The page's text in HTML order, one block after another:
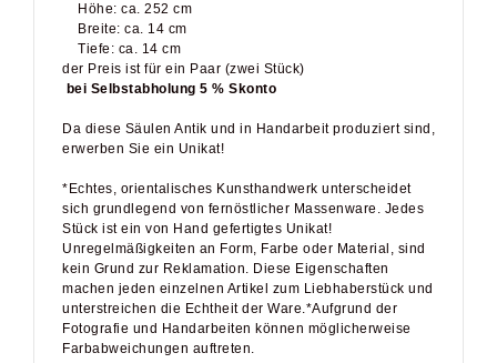
Höhe: ca. 252 cm
Breite: ca. 14 cm
Tiefe: ca. 14 cm
der Preis ist für ein Paar (zwei Stück)
bei Selbstabholung 5 % Skonto
Da diese Säulen Antik und in Handarbeit produziert sind,
erwerben Sie ein Unikat!
*Echtes, orientalisches Kunsthandwerk unterscheidet
sich grundlegend von fernöstlicher Massenware. Jedes
Stück ist ein von Hand gefertigtes Unikat!
Unregelmäßigkeiten an Form, Farbe oder Material, sind
kein Grund zur Reklamation. Diese Eigenschaften
machen jeden einzelnen Artikel zum Liebhaberstück und
unterstreichen die Echtheit der Ware.*Aufgrund der
Fotografie und Handarbeiten können möglicherweise
Farbabweichungen auftreten.